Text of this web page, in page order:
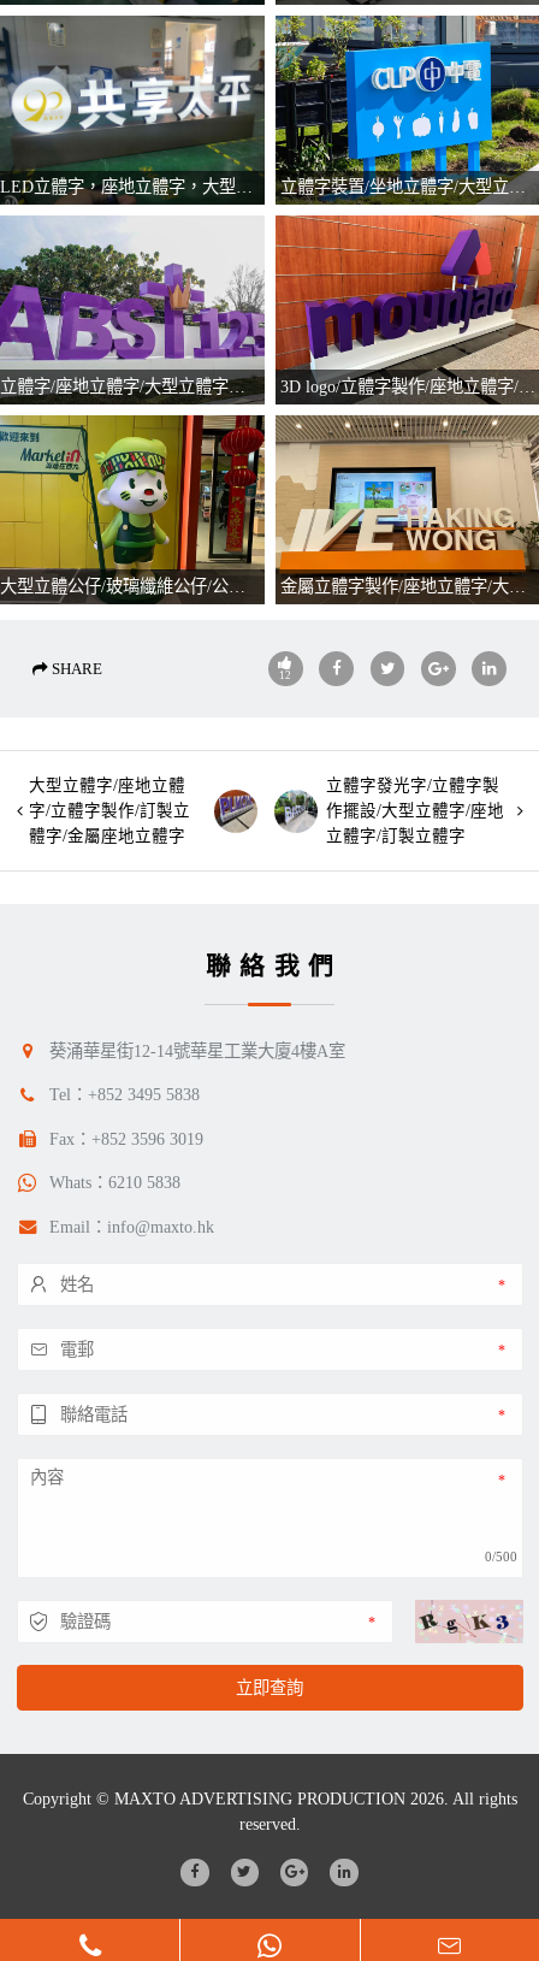
LED立體字，座地立體字，大型立體字，立體字製作，金屬立體字 立體字裝置/坐地立體字/大型立體字/立體字製作
立體字/座地立體字/大型立體字擺設/立體字製作/訂製立體字/立體logo擺設
SHARE 12
大型立體字/座地立體
字/立體字製作/訂製立
體字/金屬座地立體字
立體字發光字/立體字製
作擺設/大型立體字/座地
立體字/訂製立體字
聯絡我們
葵涌華星街12-14號華星工業大廈4樓A室
Tel： +852 3495 5838
Fax：+852 3596 3019
Whats： 6210 5838
Email： info@maxto.hk
0/500
立即查詢
Copyright © MAXTO ADVERTISING PRODUCTION 2026. All rights
reserved.